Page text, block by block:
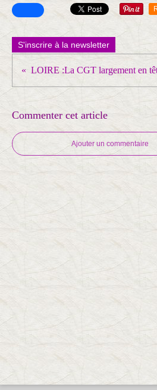
S'inscrire à la newsletter
Commenter cet article
Ajouter un commentaire